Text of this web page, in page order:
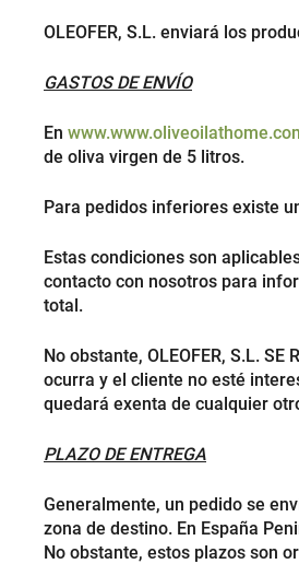
OLEOFER, S.L. enviará los
GASTOS DE ENVÍO
En
de oliva virgen de 5 litros.
Para pedidos inferiores existe
Estas condiciones son
contacto con nosotros para
total.
No obstante, OLEOFER, S.L.
ocurra y el cliente no esté
quedará exenta de cualquier
PLAZO DE ENTREGA
Generalmente, un pedido se
zona de destino. En España
No obstante, estos plazos son